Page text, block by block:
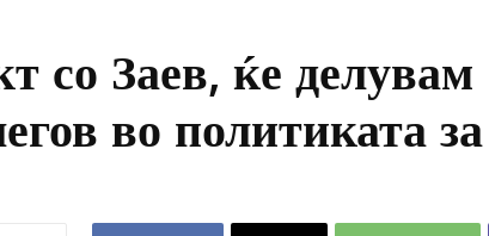
со Заев, ќе делувам
во политиката за